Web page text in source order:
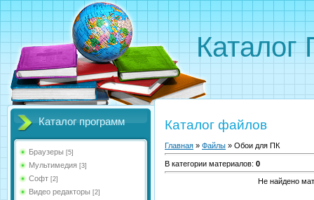
Каталог
Каталог программ
Браузеры [5]
Мультимедия [3]
Софт [2]
Видео редакторы [2]
Каталог файлов
Главная » Файлы » Обои для ПК
В категории материалов: 0
Не найдено